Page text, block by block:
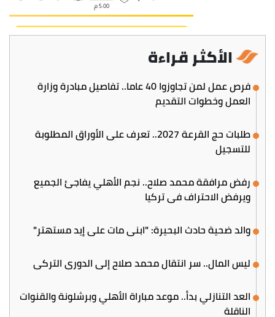
الأكثر قراءة
فرص عمل لمن تجاوزوا 40 عاما.. تفاصيل مبادرة وزارة
العمل وخطوات التقديم
طلبات حج القرعة 2027.. تعرف على الأوراق المطلوبة
للتسجيل
رفض مرافقة محمد صلاح.. نجم الأهلي يفاجئ الجميع
ويرفض الاحتراف في تركيا
والد ضحية حادث البحيرة: "ابني مات على إيد مستهتر"
ليس المال.. سر انتقال محمد صلاح إلى الدوري التركي
العد التنازلي بدأ.. موعد مباراة الأهلي وبرشلونة والقنوات
الناقلة